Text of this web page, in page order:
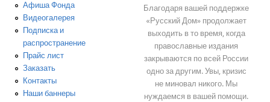
Афиша Фонда
Видеогалерея
Подписка и
распространение
Прайс лист
Заказать
Контакты
Наши баннеры
Благодаря вашей поддержке
«Русский Дом» продолжает
выходить в то время, когда
православные издания
закрываются по всей России
одно за другим. Увы, кризис
не миновал никого. Мы
нуждаемся в вашей помощи.